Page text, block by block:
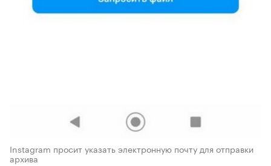
Instagram просит указать электронную почту для отправки
архива